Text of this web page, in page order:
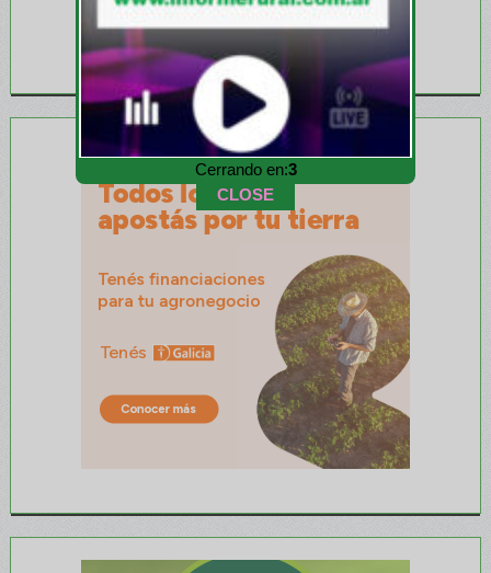
Cerrando en:1
CLOSE